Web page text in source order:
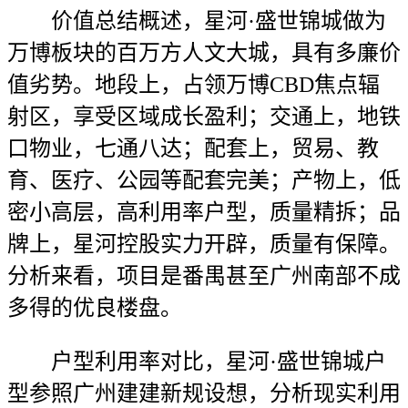
价值总结概述，星河·盛世锦城做为
万博板块的百万方人文大城，具有多廉价
值劣势。地段上，占领万博CBD焦点辐
射区，享受区域成长盈利；交通上，地铁
口物业，七通八达；配套上，贸易、教
育、医疗、公园等配套完美；产物上，低
密小高层，高利用率户型，质量精拆；品
牌上，星河控股实力开辟，质量有保障。
分析来看，项目是番禺甚至广州南部不成
多得的优良楼盘。
户型利用率对比，星河·盛世锦城户
型参照广州建建新规设想，分析现实利用